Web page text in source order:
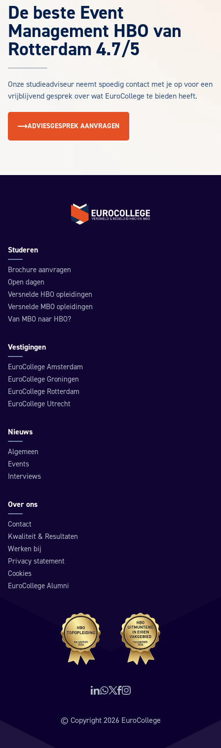
De beste Event
Management HBO van
Rotterdam 4.7/5
Onze studieadviseur neemt spoedig contact met je op voor een
vrijblijvend gesprek over wat EuroCollege te bieden heeft.
ADVIESGESPREK AANVRAGEN
Terug naar de homepage
Studeren
Brochure aanvragen
Open dagen
Versnelde HBO opleidingen
Versnelde MBO opleidingen
Van MBO naar HBO?
Vestigingen
EuroCollege Amsterdam
EuroCollege Groningen
EuroCollege Rotterdam
EuroCollege Utrecht
Nieuws
Algemeen
Events
Interviews
Over ons
Contact
Kwaliteit & Resultaten
Werken bij
Privacy statement
Cookies
EuroCollege Alumni
Volg ons op LinkedIn
Neem contact op via WhatsApp
Volg ons op X (voorheen Twitter)
Volg ons op Facebook
Volg ons op Instagram
© Copyright 2026 EuroCollege